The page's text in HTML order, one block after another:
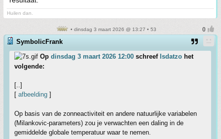
Huilen dan.
• dinsdag 3 maart 2026 @ 13:27 • 53
SymbolicFrank
Op dinsdag 3 maart 2026 12:00 schreef Isdatzo het
volgende:
[..]
[ afbeelding ]
Op basis van de zonneactiviteit en andere natuurlijke variabelen
(Milankovic-parameters) zou je verwachten een daling in de
gemiddelde globale temperatuur waar te nemen.